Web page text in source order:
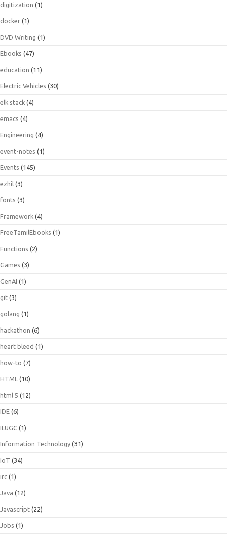
digitization (1)
docker (1)
DVD Writing (1)
Ebooks (47)
education (11)
Electric Vehicles (30)
elk stack (4)
emacs (4)
Engineering (4)
event-notes (1)
Events (145)
ezhil (3)
fonts (3)
Framework (4)
FreeTamilEbooks (1)
Functions (2)
Games (3)
GenAI (1)
git (3)
golang (1)
hackathon (6)
heart bleed (1)
how-to (7)
HTML (10)
html 5 (12)
IDE (6)
ILUGC (1)
Information Technology (31)
IoT (34)
irc (1)
Java (12)
Javascript (22)
Jobs (1)